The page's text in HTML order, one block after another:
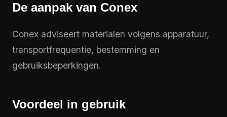
De aanpak van Conex
Conex adviseert materialen volgens apparatuur,
transportfrequentie, bestemming en
gebruiksbeperkingen.
Voordeel in gebruik